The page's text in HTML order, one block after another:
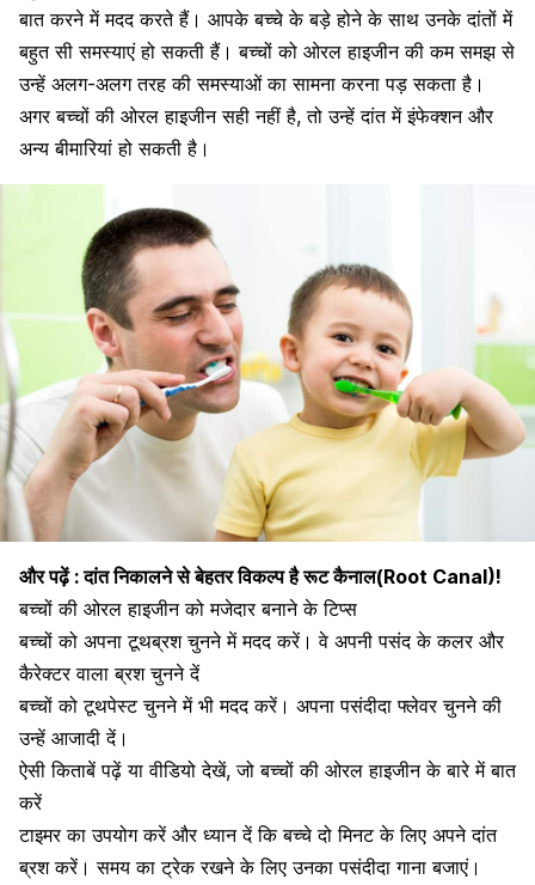
बात करने में मदद करते हैं। आपके बच्चे के बड़े होने के साथ उनके दांतों में
बहुत सी समस्याएं हो सकती हैं। बच्चों को ओरल हाइजीन की कम समझ से
उन्हें अलग-अलग तरह की समस्याओं का सामना करना पड़ सकता है।
अगर बच्चों की ओरल हाइजीन सही नहीं है, तो उन्हें दांत में इंफेक्शन और
अन्य बीमारियां हो सकती है।
और पढ़ें :दांत निकालने से बेहतर विकल्प है रूट कैनाल(Root Canal)!
बच्चों की ओरल हाइजीन को मजेदार बनाने के टिप्स
बच्चों को अपनाटूथब्रश चुननेमें मदद करें। वे अपनी पसंद के कलर और
कैरेक्टर वालाब्रश चुननेदें
बच्चों को टूथपेस्ट चुनने में भी मदद करें। अपना पसंदीदा फ्लेवर चुनने की
उन्हें आजादी दें।
ऐसी किताबें पढ़ें या वीडियो देखें, जो बच्चों की ओरल हाइजीनके बारे में बात
करें
टाइमर का उपयोग करें और ध्यान दें कि बच्चे दो मिनट के लिए अपने दांत
ब्रश करें।समय का ट्रेकरखने के लिए उनका पसंदीदा गाना बजाएं।